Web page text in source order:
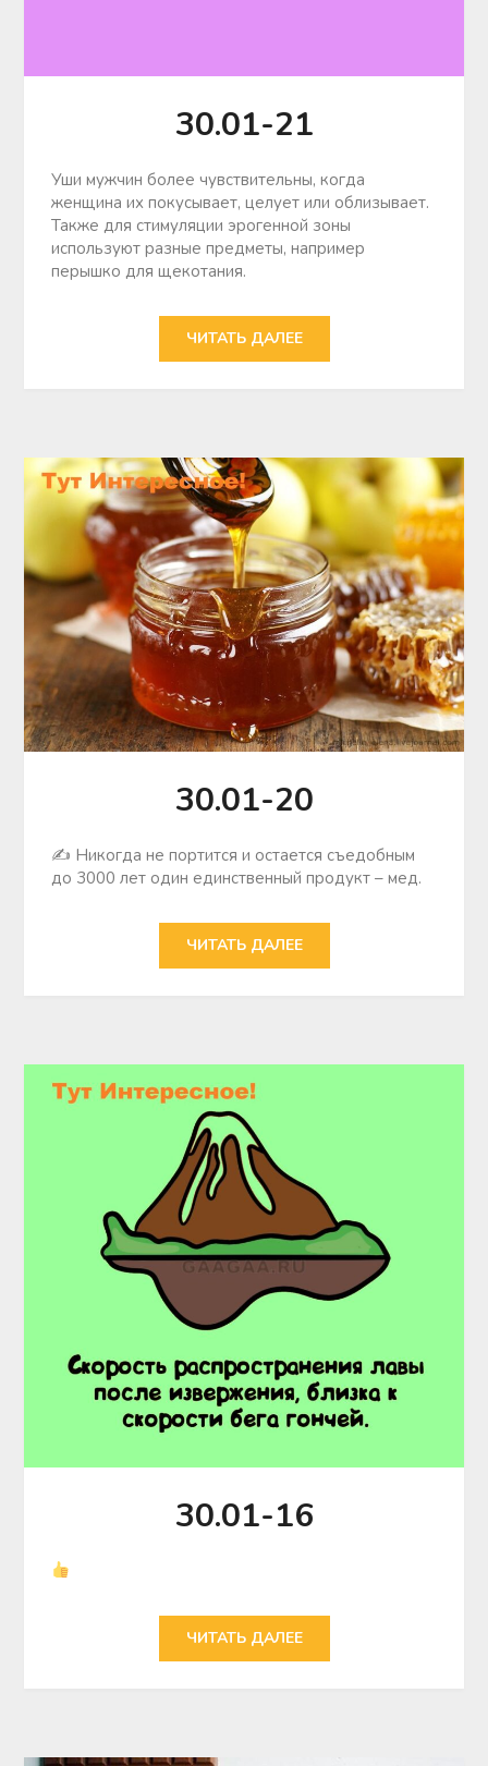
30.01-21
Уши мужчин более чувствительны, когда
женщина их покусывает, целует или облизывает.
Также для стимуляции эрогенной зоны
используют разные предметы, например
перышко для щекотания.
ЧИТАТЬ ДАЛЕЕ
30.01-20
✍ Никогда не портится и остается съедобным
до 3000 лет один единственный продукт – мед.
ЧИТАТЬ ДАЛЕЕ
30.01-16
ЧИТАТЬ ДАЛЕЕ